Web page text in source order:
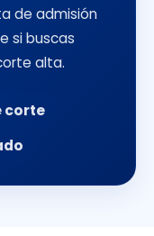
de admisión
si buscas
alta.
corte